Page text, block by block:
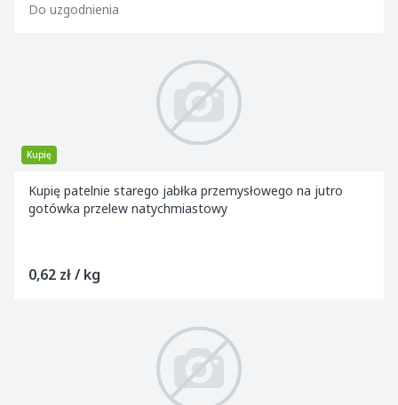
Do uzgodnienia
Kupię
Kupię patelnie starego jabłka przemysłowego na jutro
gotówka przelew natychmiastowy
0,62 zł / kg